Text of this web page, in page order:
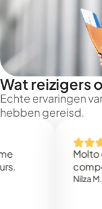
Wat reizigers
Echte ervaringen
hebben gereisd.
Molto